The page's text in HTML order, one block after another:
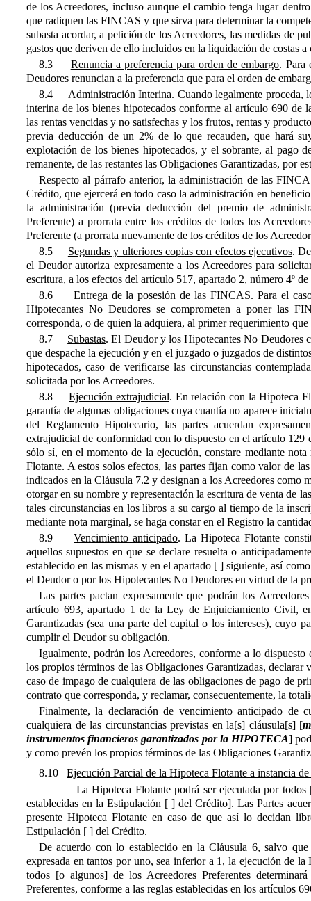
de los Acreedores, incluso aunque el cambio tenga lugar
que radiquen las FINCAS y que sirva para determinar la
subasta acordar, a petición de los Acreedores, las medidas de
gastos que deriven de ello incluidos en la liquidación de costas
8.3 Renuncia a preferencia para orden de embargo. Para
Deudores renuncian a la preferencia que para el orden de
8.4 Administración Interina. Cuando legalmente proceda,
interina de los bienes hipotecados conforme al artículo 690
las rentas vencidas y no satisfechas y los frutos, rentas y
previa deducción de un 2% de lo que recauden, que hará
explotación de los bienes hipotecados, y el sobrante, al pago
remanente, de las restantes las Obligaciones Garantizadas, por
Respecto al párrafo anterior, la administración de las
Crédito, que ejercerá en todo caso la administración en
la administración (previa deducción del premio de
Preferente) a prorrata entre los créditos de todos los
Preferente (a prorrata nuevamente de los créditos de los
8.5 Segundas y ulteriores copias con efectos ejecutivos.
el Deudor autoriza expresamente a los Acreedores para
escritura, a los efectos del artículo 517, apartado 2, número 4º
8.6 Entrega de la posesión de las FINCAS. Para el
Hipotecantes No Deudores se comprometen a poner las
corresponda, o de quien la adquiera, al primer requerimiento
8.7 Subastas. El Deudor y los Hipotecantes No Deudores
que despache la ejecución y en el juzgado o juzgados de
hipotecados, caso de verificarse las circunstancias
solicitada por los Acreedores.
8.8Ejecución extrajudicial. En relación con la Hipoteca
garantía de algunas obligaciones cuya cuantía no aparece
del Reglamento Hipotecario, las partes acuerdan
extrajudicial de conformidad con lo dispuesto en el artículo
sólo sí, en el momento de la ejecución, constare mediante
Flotante. A estos solos efectos, las partes fijan como valor de
indicados en la Cláusula 7.2 y designan a los Acreedores
otorgar en su nombre y representación la escritura de venta de
tales circunstancias en los libros a su cargo al tiempo de la
mediante nota marginal, se haga constar en el Registro la
8.9 Vencimiento anticipado. La Hipoteca Flotante
aquellos supuestos en que se declare resuelta o
establecido en las mismas y en el apartado [ ] siguiente, así
el Deudor o por los Hipotecantes No Deudores en virtud de la
Las partes pactan expresamente que podrán los
artículo 693, apartado 1 de la Ley de Enjuiciamiento Civil,
Garantizadas (sea una parte del capital o los intereses), cuyo
cumplir el Deudor su obligación.
Igualmente, podrán los Acreedores, conforme a lo
los propios términos de las Obligaciones Garantizadas,
caso de impago de cualquiera de las obligaciones de pago de
contrato que corresponda, y reclamar, consecuentemente, la
Finalmente, la declaración de vencimiento anticipado de
cualquiera de las circunstancias previstas en la[s] cláusula[s] [
instrumentos financieros garantizados por la HIPOTECA]
y como prevén los propios términos de las Obligaciones
8.10 Ejecución Parcial de la Hipoteca Flotante a instancia
La Hipoteca Flotante podrá ser ejecutada por todos [o
establecidas en la Estipulación [ ] del Crédito]. Las Partes
presente Hipoteca Flotante en caso de que así lo decidan
Estipulación [ ] del Crédito.
De acuerdo con lo establecido en la Cláusula 6, salvo
expresada en tantos por uno, sea inferior a 1, la ejecución de
todos [o algunos] de los Acreedores Preferentes
Preferentes, conforme a las reglas establecidas en los